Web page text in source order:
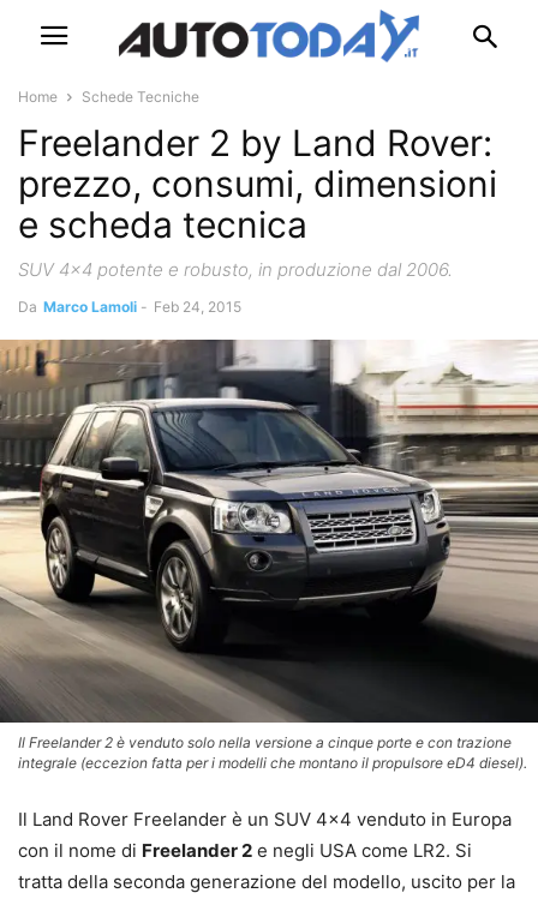
Home Schede Tecniche
Freelander 2 by Land Rover:
prezzo, consumi, dimensioni
e scheda tecnica
SUV 4x4 potente e robusto, in produzione dal 2006.
Da Marco Lamoli - Feb 24, 2015
Il Freelander 2 è venduto solo nella versione a cinque porte e con trazione
integrale (eccezion fatta per i modelli che montano il propulsore eD4 diesel).
Il Land Rover Freelander è un SUV 4×4 venduto in Europa
con il nome di Freelander 2 e negli USA come LR2. Si
tratta della seconda generazione del modello, uscito per la